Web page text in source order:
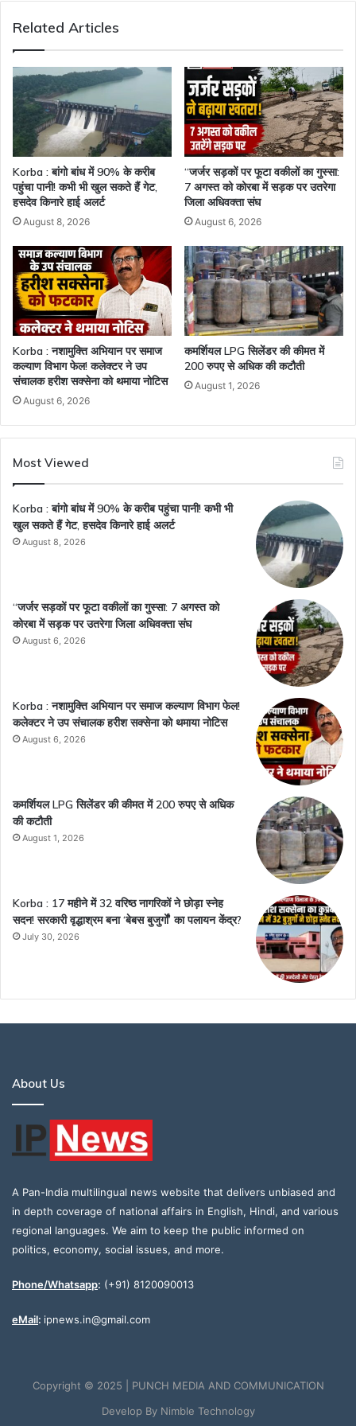
33
Related Articles
Korba : बांगो बांध में 90% के करीब
पहुंचा पानी! कभी भी खुल सकते हैं गेट,
हसदेव किनारे हाई अलर्ट
August 8, 2026
“जर्जर सड़कों पर फूटा वकीलों का गुस्सा:
7 अगस्त को कोरबा में सड़क पर उतरेगा
जिला अधिवक्ता संघ
August 6, 2026
Korba : नशामुक्ति अभियान पर समाज
कल्याण विभाग फेल! कलेक्टर ने उप
संचालक हरीश सक्सेना को थमाया नोटिस
August 6, 2026
कमर्शियल LPG सिलेंडर की कीमत में
200 रुपए से अधिक की कटौती
August 1, 2026
Most Viewed
Korba : बांगो बांध में 90% के करीब पहुंचा पानी! कभी भी
खुल सकते हैं गेट, हसदेव किनारे हाई अलर्ट
August 8, 2026
“जर्जर सड़कों पर फूटा वकीलों का गुस्सा: 7 अगस्त को
कोरबा में सड़क पर उतरेगा जिला अधिवक्ता संघ
August 6, 2026
Korba : नशामुक्ति अभियान पर समाज कल्याण विभाग फेल!
कलेक्टर ने उप संचालक हरीश सक्सेना को थमाया नोटिस
August 6, 2026
कमर्शियल LPG सिलेंडर की कीमत में 200 रुपए से अधिक
की कटौती
August 1, 2026
Korba : 17 महीने में 32 वरिष्ठ नागरिकों ने छोड़ा स्नेह
सदन! सरकारी वृद्धाश्रम बना ‘बेबस बुजुर्गों’ का पलायन केंद्र?
July 30, 2026
About Us
A Pan-India multilingual news website that delivers unbiased and
in depth coverage of national affairs in English, Hindi, and various
regional languages. We aim to keep the public informed on
politics, economy, social issues, and more.
Phone/Whatsapp: (+91) 8120090013
eMail: ipnews.in@gmail.com
Copyright © 2025 | PUNCH MEDIA AND COMMUNICATION
Develop By Nimble Technology